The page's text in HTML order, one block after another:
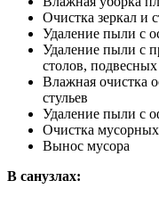
Очистка зеркал и
Удаление пыли с
Удаление пыли с
столов,
Влажная очистка
стульев
Удаление пыли с
Очистка мусорных
Вынос мусора
В санузлах: